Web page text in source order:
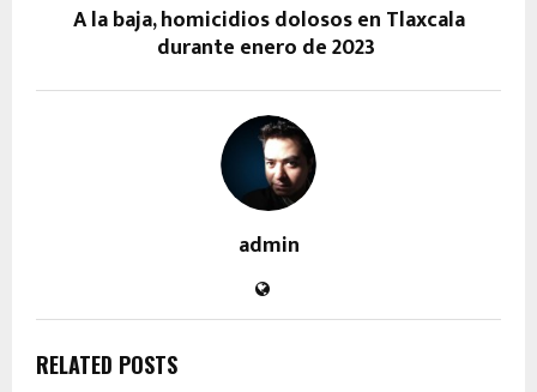
A la baja, homicidios dolosos en Tlaxcala
durante enero de 2023
admin
RELATED POSTS